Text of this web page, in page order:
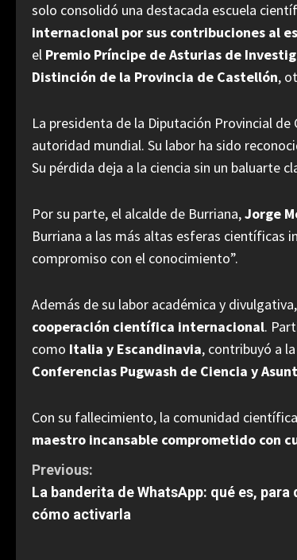
solo consolidó una destacada escuela
internacional por sus contribuciones al
el Premio Príncipe de Asturias de
Distinción de la Provincia de Castellón,
La presidenta de la Diputación Provincial de
autoridad mundial. Su labor ha sido
Su pérdida deja a la ciencia sin un baluarte
Por su parte, el alcalde de Burriana,Jorge
Burriana a las más altas esferas científicas
compromiso con el conocimiento”.
Además de su labor académica y
cooperación científica internacional.
como Italia y Escandinavia, contribuyó a
Conferencias Pugwash de Ciencia y
Con su fallecimiento, la comunidad
maestro incansable comprometido con
C
o
Previous:
La banderita de WhatsApp: qué es, para
cómo activarla